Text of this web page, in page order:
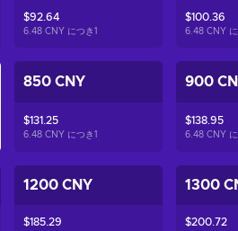
$92.64
6.48 CNY につき 1
$100.36
6.48 CNY に
850 CNY
$131.25
6.48 CNY につき 1
900
$138.95
6.48 CNY に
1200 CNY
$185.29
1300
$200.72